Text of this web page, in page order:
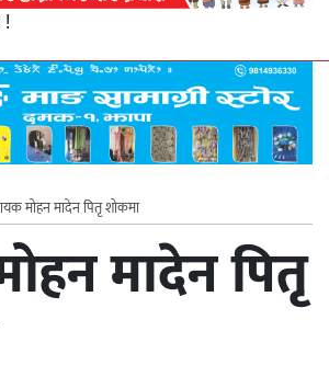
!
मोहन मादेन पितृ शोकमा
मादेन पितृ